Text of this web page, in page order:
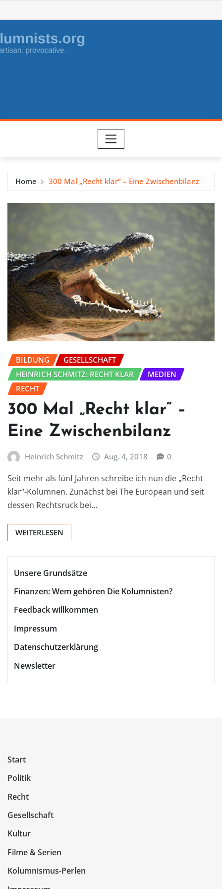
to
content
Home 300 Mal „Recht klar“ – Eine Zwischenbilanz
BILDUNG
GESELLSCHAFT
HEINRICH SCHMITZ: RECHT KLAR
MEDIEN
RECHT
300 Mal „Recht klar“ –
Eine Zwischenbilanz
Heinrich Schmitz Aug. 4, 2018 0
Seit mehr als fünf Jahren schreibe ich nun die „Recht
klar“-Kolumnen. Zunächst bei The European und seit
dessen Rechtsruck bei…
WEITERLESEN
Unsere Grundsätze
Finanzen: Wem gehören Die Kolumnisten?
Feedback willkommen
Impressum
Datenschutzerklärung
Newsletter
Start
Politik
Recht
Gesellschaft
Kultur
Filme & Serien
Kolumnismus-Perlen